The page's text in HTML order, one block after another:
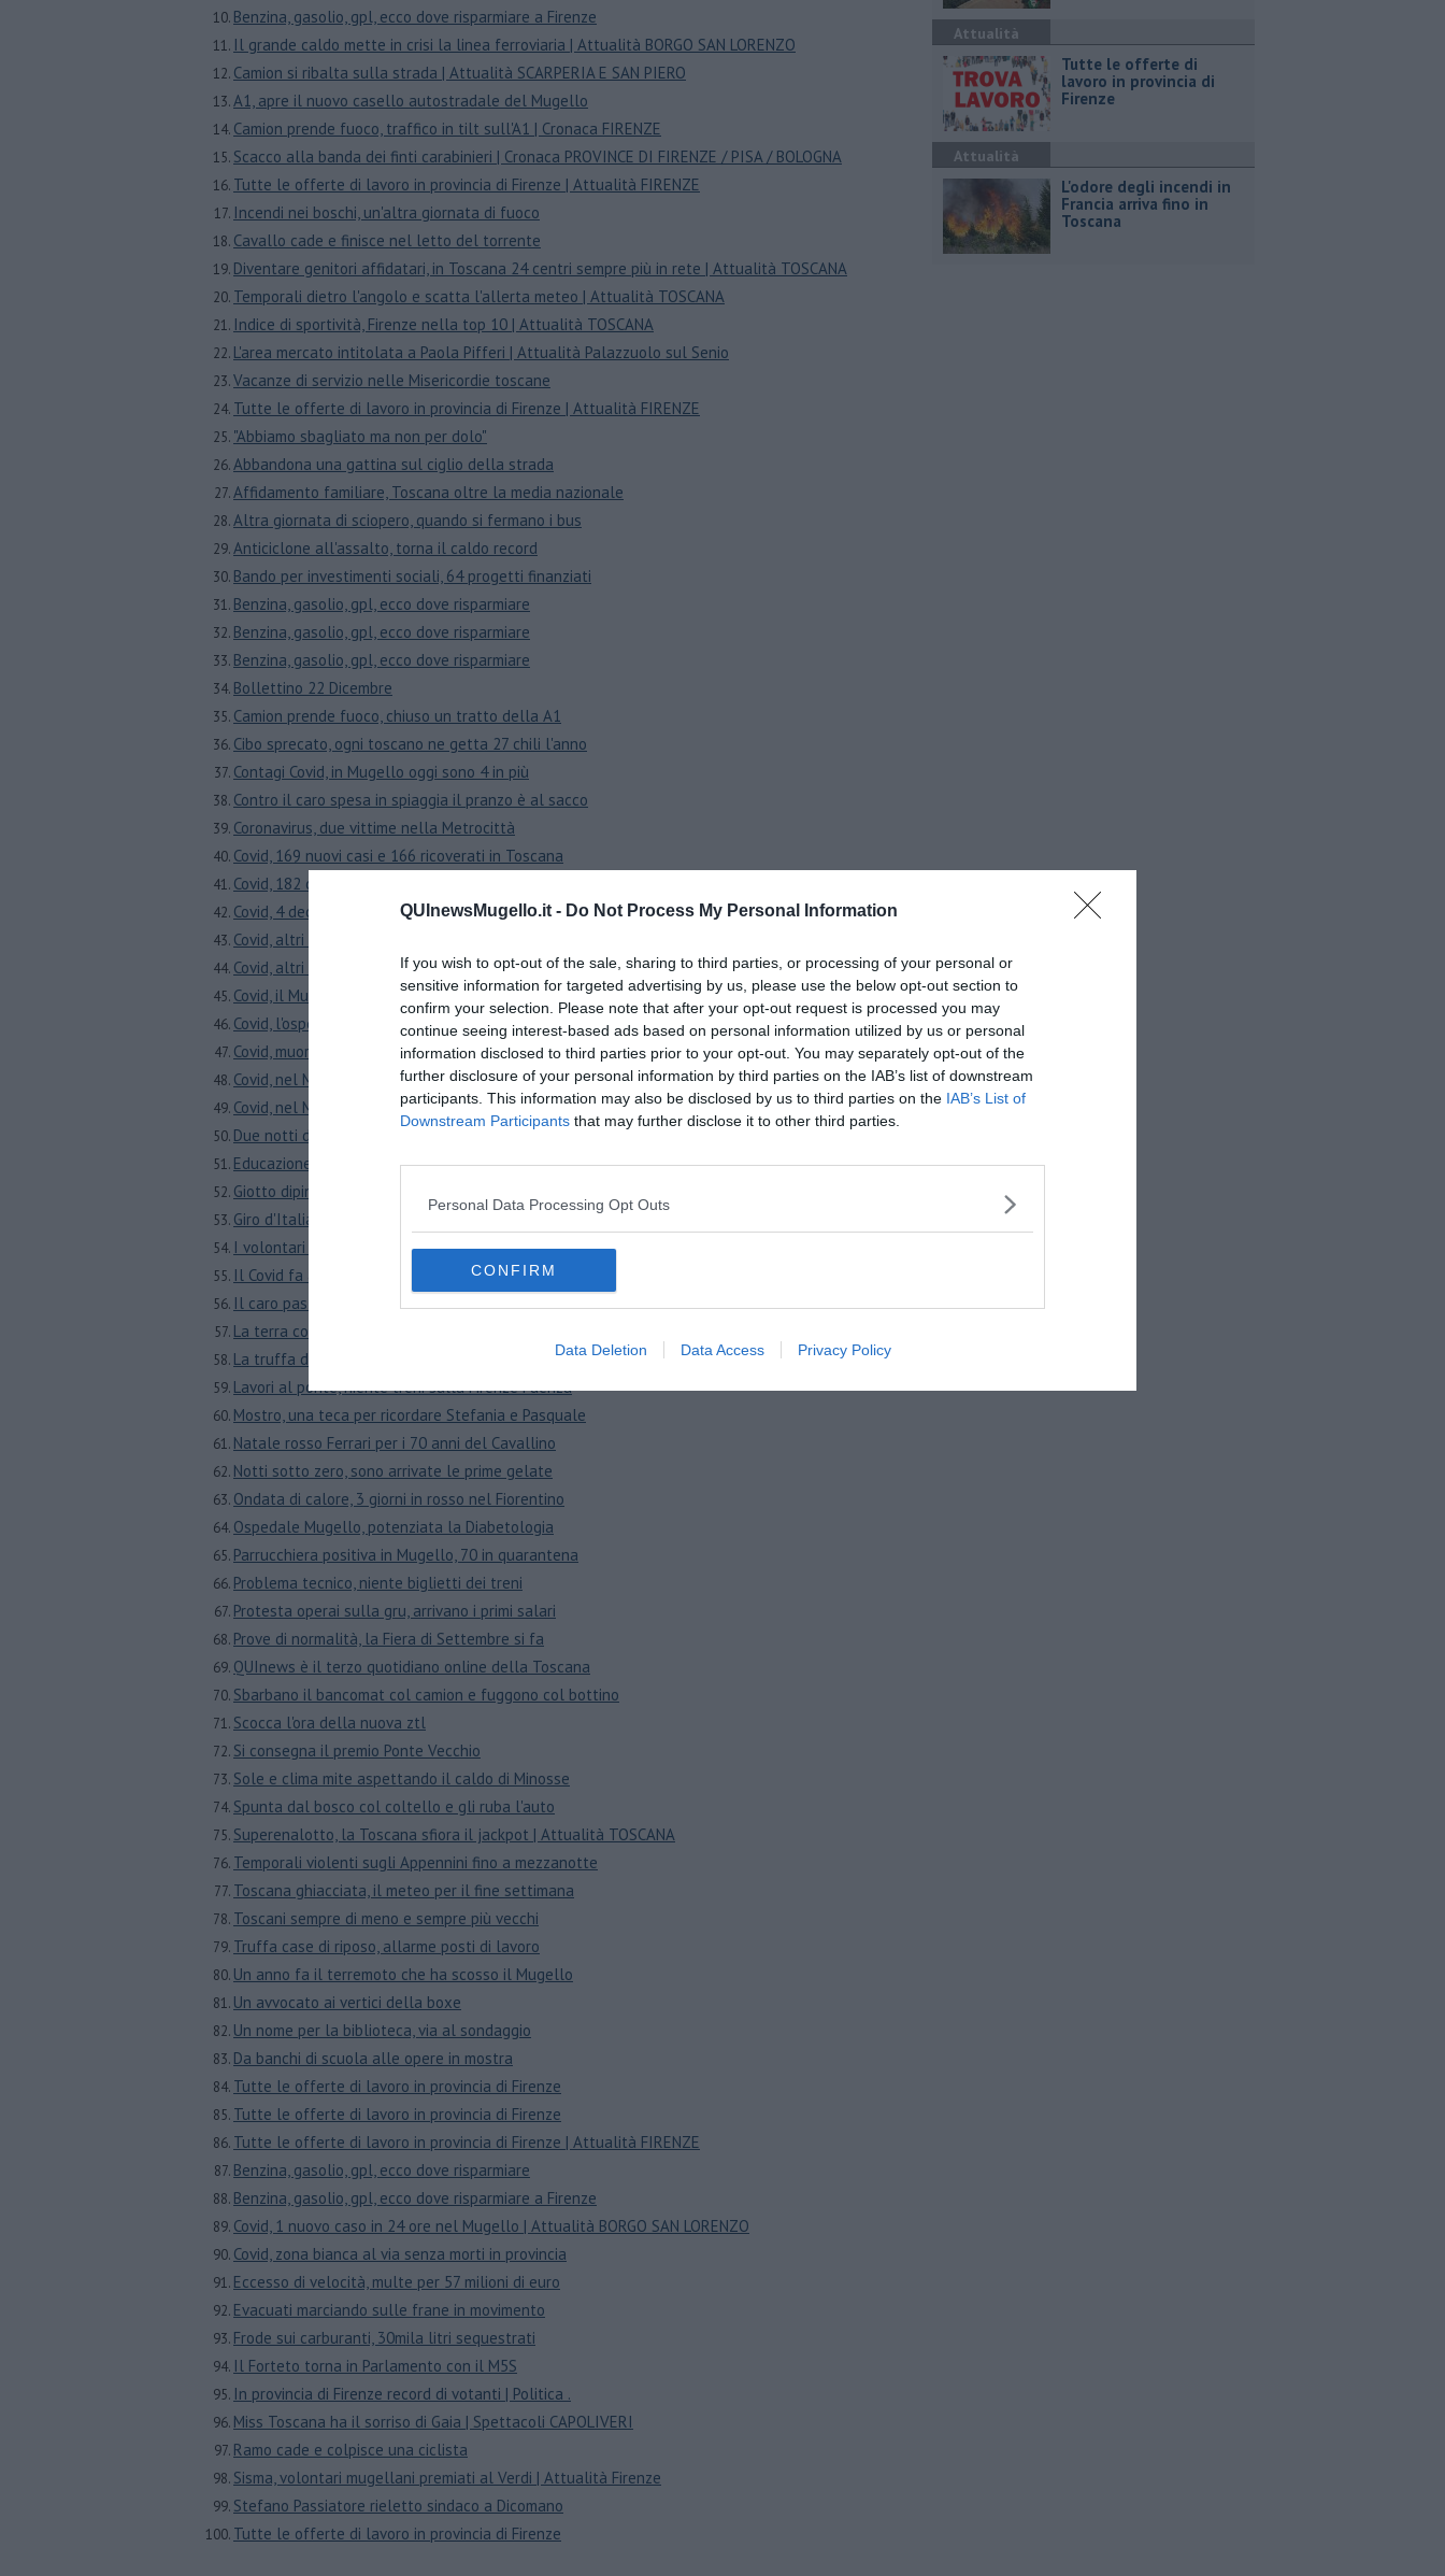
QUInewsMugello.it - Do Not Process My Personal Information
If you wish to opt-out of the sale, sharing to third parties, or processing of your personal or
sensitive information for targeted advertising by us, please use the below opt-out section to
confirm your selection. Please note that after your opt-out request is processed you may
continue seeing interest-based ads based on personal information utilized by us or personal
information disclosed to third parties prior to your opt-out. You may separately opt-out of the
further disclosure of your personal information by third parties on the IAB’s list of downstream
participants. This information may also be disclosed by us to third parties on the IAB’s List of
Downstream Participants that may further disclose it to other third parties.
Personal Data Processing Opt Outs
CONFIRM
Data Deletion Data Access Privacy Policy
Benzina, gasolio, gpl, ecco dove risparmiare a Firenze
Il grande caldo mette in crisi la linea ferroviaria | Attualità BORGO SAN LORENZO
Camion si ribalta sulla strada | Attualità SCARPERIA E SAN PIERO
A1, apre il nuovo casello autostradale del Mugello
Camion prende fuoco, traffico in tilt sull'A1 | Cronaca FIRENZE
Scacco alla banda dei finti carabinieri | Cronaca PROVINCE DI FIRENZE / PISA / BOLOGNA
​Tutte le offerte di lavoro in provincia di Firenze | Attualità FIRENZE
Incendi nei boschi, un'altra giornata di fuoco
Cavallo cade e finisce nel letto del torrente
Diventare genitori affidatari, in Toscana 24 centri sempre più in rete | Attualità TOSCANA
Temporali dietro l'angolo e scatta l'allerta meteo | Attualità TOSCANA
Indice di sportività, Firenze nella top 10 | Attualità TOSCANA
L'area mercato intitolata a Paola Pifferi | Attualità Palazzuolo sul Senio
Vacanze di servizio nelle Misericordie toscane
​Tutte le offerte di lavoro in provincia di Firenze | Attualità FIRENZE
"Abbiamo sbagliato ma non per dolo"
Abbandona una gattina sul ciglio della strada
Affidamento familiare, Toscana oltre la media nazionale
Altra giornata di sciopero, quando si fermano i bus
Anticiclone all'assalto, torna il caldo record
Bando per investimenti sociali, 64 progetti finanziati
Benzina, gasolio, gpl, ecco dove risparmiare
Benzina, gasolio, gpl, ecco dove risparmiare
Benzina, gasolio, gpl, ecco dove risparmiare
Bollettino 22 Dicembre
Camion prende fuoco, chiuso un tratto della A1
Cibo sprecato, ogni toscano ne getta 27 chili l'anno
Contagi Covid, in Mugello oggi sono 4 in più
Contro il caro spesa in spiaggia il pranzo è al sacco
Coronavirus, due vittime nella Metrocittà
Covid, 169 nuovi casi e 166 ricoverati in Toscana
Covid, 182 contagi e 183 ricoverati in Toscana
Covid, 4 decessi in 24 ore nel Fiorentino
Covid, altri 4 decessi e 1.504 nuovi contagi
Covid, altri 8 morti tra residenti nel Fiorentino
Covid, il Mugello resiste e riduce i contagi
Covid, l'ospedale si organizza contro le code
Covid, muore una donna, altri 226 contagi
Covid, nel Mugello 12 nuovi casi di Covid
Covid, nel Mugello altri 20 contagi in 24 ore
Due notti di chiusura di un tratto dell'A1
Educazione civica a scuole, raccolta di firme
Giotto dipingeva il suo Mugello
Giro d'Italia, strade chiuse e autobus cancellati
I volontari fanno un carico di rifiuti abbandonati
Il Covid fa a metà, oggi 10 nuovi positivi
Il caro pasta bolle nelle pentole toscane
La terra continua a tremare in Mugello
La truffa del falso avvocato colpisce ancora
Lavori al ponte, niente treni sulla Firenze Faenza
Mostro, una teca per ricordare Stefania e Pasquale
Natale rosso Ferrari per i 70 anni del Cavallino
Notti sotto zero, sono arrivate le prime gelate
Ondata di calore, 3 giorni in rosso nel Fiorentino
Ospedale Mugello, potenziata la Diabetologia
Parrucchiera positiva in Mugello, 70 in quarantena
Problema tecnico, niente biglietti dei treni
Protesta operai sulla gru, arrivano i primi salari
Prove di normalità, la Fiera di Settembre si fa
QUInews è il terzo quotidiano online della Toscana
Sbarbano il bancomat col camion e fuggono col bottino
Scocca l'ora della nuova ztl
Si consegna il premio Ponte Vecchio
Sole e clima mite aspettando il caldo di Minosse
Spunta dal bosco col coltello e gli ruba l'auto
Superenalotto, la Toscana sfiora il jackpot | Attualità TOSCANA
Temporali violenti sugli Appennini fino a mezzanotte
Toscana ghiacciata, il meteo per il fine settimana
Toscani sempre di meno e sempre più vecchi
Truffa case di riposo, allarme posti di lavoro
Un anno fa il terremoto che ha scosso il Mugello
Un avvocato ai vertici della boxe
Un nome per la biblioteca, via al sondaggio
​Da banchi di scuola alle opere in mostra
​Tutte le offerte di lavoro in provincia di Firenze
​Tutte le offerte di lavoro in provincia di Firenze
​Tutte le offerte di lavoro in provincia di Firenze | Attualità FIRENZE
Benzina, gasolio, gpl, ecco dove risparmiare
Benzina, gasolio, gpl, ecco dove risparmiare a Firenze
Covid, 1 nuovo caso in 24 ore nel Mugello | Attualità BORGO SAN LORENZO
Covid, zona bianca al via senza morti in provincia
Eccesso di velocità, multe per 57 milioni di euro
Evacuati marciando sulle frane in movimento
Frode sui carburanti, 30mila litri sequestrati
Il Forteto torna in Parlamento con il M5S
In provincia di Firenze record di votanti | Politica .
Miss Toscana ha il sorriso di Gaia | Spettacoli CAPOLIVERI
Ramo cade e colpisce una ciclista
Sisma, volontari mugellani premiati al Verdi | Attualità Firenze
Stefano Passiatore rieletto sindaco a Dicomano
​Tutte le offerte di lavoro in provincia di Firenze
Attualità
​Tutte le offerte di
lavoro in provincia di
Firenze
Attualità
L'odore degli incendi in
Francia arriva fino in
Toscana